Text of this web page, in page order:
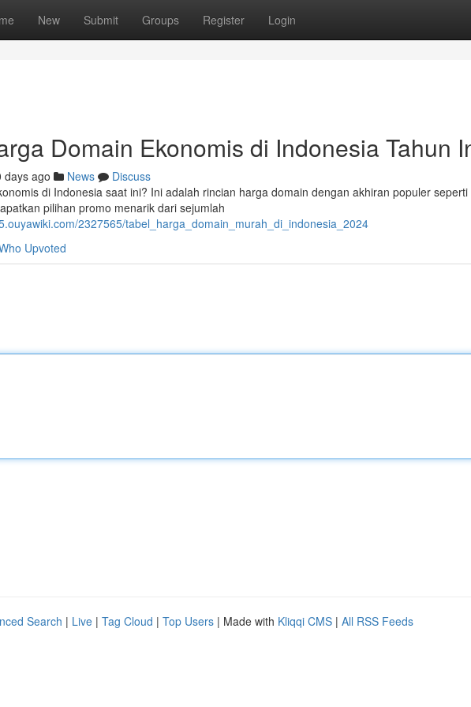
New Submit Groups Register Login
Domain Ekonomis di Indonesia Tahun
days ago News
Discuss
di Indonesia saat ini? Ini adalah rincian harga domain dengan akhiran populer seperti
pilihan promo menarik dari sejumlah
2327565/tabel_harga_domain_murah_di_indonesia_2024
Upvoted
Search | Live | Tag Cloud | Top Users | Made with Kliqqi CMS | All RSS Feeds